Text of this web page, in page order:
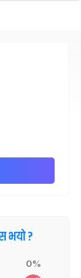
भयो ?
0%